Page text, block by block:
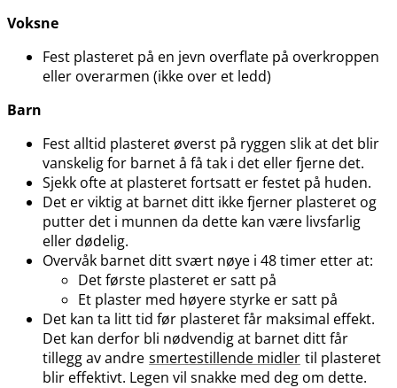
Voksne
Fest plasteret på en jevn overflate på overkroppen
eller overarmen (ikke over et ledd)
Barn
Fest alltid plasteret øverst på ryggen slik at det blir
vanskelig for barnet å få tak i det eller fjerne det.
Sjekk ofte at plasteret fortsatt er festet på huden.
Det er viktig at barnet ditt ikke fjerner plasteret og
putter det i munnen da dette kan være livsfarlig
eller dødelig.
Overvåk barnet ditt svært nøye i 48 timer etter at:
Det første plasteret er satt på
Et plaster med høyere styrke er satt på
Det kan ta litt tid før plasteret får maksimal effekt.
Det kan derfor bli nødvendig at barnet ditt får
tillegg av andre smertestillende midler til plasteret
blir effektivt. Legen vil snakke med deg om dette.